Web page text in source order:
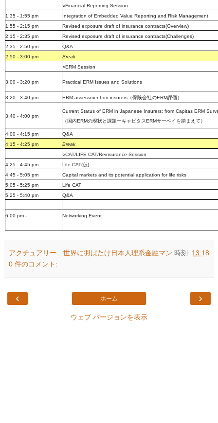
○Financial Reporting Session
1:35 - 1:55 pm
Integration of Embedded Value Reporting and Risk Management
1:55 - 2:15 pm
Revised exposure draft of insurance contracts(Overview)
2:15 - 2:35 pm
Revised exposure draft of insurance contracts(Challenges)
2:35 - 2:50 pm
Q&A
2:50 - 3:00 pm
Break
○ERM Session
3:00 - 3:20 pm Practical ERM Issues and Solutions
3:20 - 3:40 pm ERM assessment on insurers （保険会社のERM評価）
3:40 - 4:00 pm
Current Status of ERM in Japanese Insurers: from Capitas ERM
（国内ERMの現状と課題ーキャピタスERMサーベイを踏まえて）
4:00 - 4:15 pm
Q&A
4:15 - 4:25 pm
Break
○CAT/LIFE CAT/Reinsurance Session
4:25 - 4:45 pm
Life CAT(仮)
4:45 - 5:05 pm
Capital markets and its potential application for life risks
5:05 - 5:25 pm
Life CAT
5:25 - 5:40 pm
Q&A
6:00 pm - Networking Event
アクチュアリー 世界に羽ばたけ日本人理系金融マン 時刻: 13:18
0 件のコメント:
‹ ›
ホーム
ウェブ バージョンを表示